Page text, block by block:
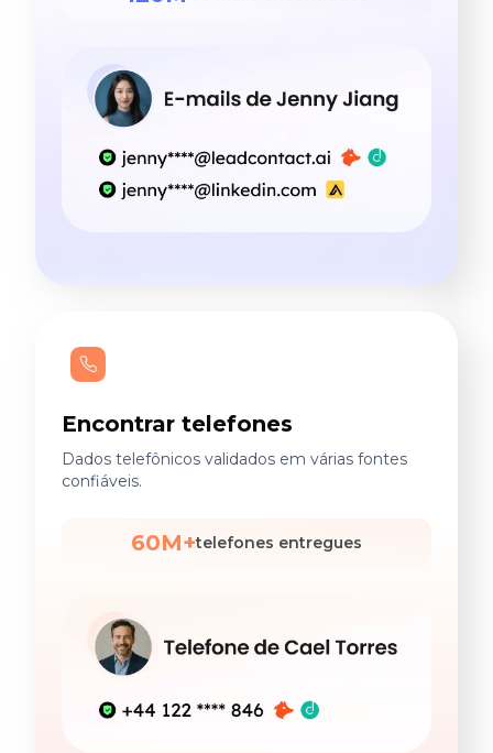
Encontrar telefones
Dados telefônicos validados em várias fontes
confiáveis.
60M+telefones entregues